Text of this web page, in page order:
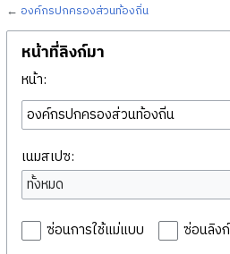
← องค์กรปกครองส่วนท้องถิ่น
หน้าที่ลิงก์มา
หน้า:
เนมสเปซ:
ทั้งหมด
ซ่อนการใช้แม่แบบ
ซ่อนลิงก์